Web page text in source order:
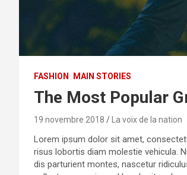
FASHION MAIN STORIES
The Most Popular
19 novembre 2018 La voix de la nation
Lorem ipsum dolor sit amet,
risus lobortis diam molestie vehicula.
dis parturient montes, nascetur